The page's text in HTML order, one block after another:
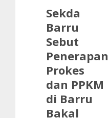
Sekda
Barru
Sebut
Penerapan
Prokes
dan PPKM
di Barru
Bakal